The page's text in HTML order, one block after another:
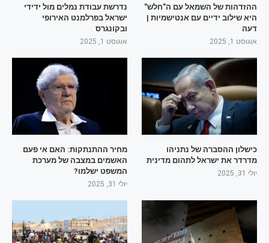
ההזדהות של השמאל עם ה"חלש"
היא שילוב ידיים עם אנטישמיות |
דעה
אוגוסט 1, 2025
נדרשת עבודת נמלים מול ידידי
ישראל בפרלמנט האירופי
ובקונגרס
אוגוסט 1, 2025
כישלון ההסברה של נתניהו
מדרדר את ישראל לתהום מדינית
יולי 31, 2025
מחיר ההתנתקות: האם אי פעם
האשמים במצבה של מערכת
המשפט ישלמו?
יולי 31, 2025